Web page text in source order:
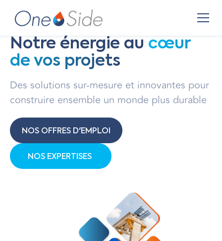
Notre énergie au cœur
de vos projets
Des solutions sur-mesure et innovantes pour
construire ensemble un monde plus durable
NOS OFFRES D'EMPLOI
NOS EXPERTISES